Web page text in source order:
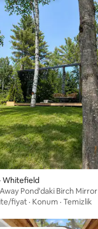
5,0 puan, 10
Whitefield
Pond'daki Birch
fiyat · Konum · Temizlik